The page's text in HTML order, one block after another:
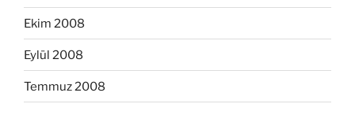
Ekim 2008
Eylül 2008
Temmuz 2008